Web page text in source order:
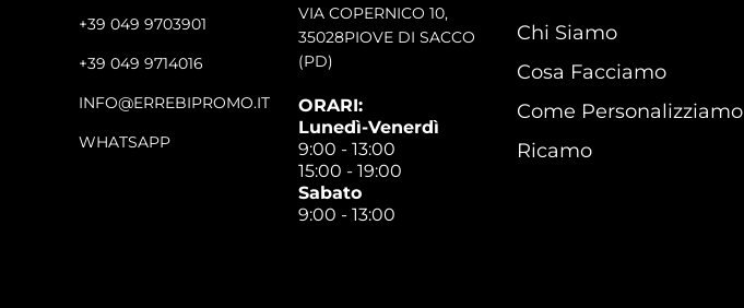
+39 049 9703901
+39 049 9714016
INFO@ERREBIPROMO.IT
WHATSAPP
VIA COPERNICO 10,
35028PIOVE DI SACCO
(PD)
ORARI:
Lunedì-Venerdì
9:00 - 13:00
15:00 - 19:00
Sabato
9:00 - 13:00
Chi Siamo
Cosa Facciamo
Come Personalizziamo
Ricamo